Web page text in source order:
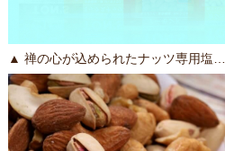
▲ 禅の心が込められたナッツ専用塩…